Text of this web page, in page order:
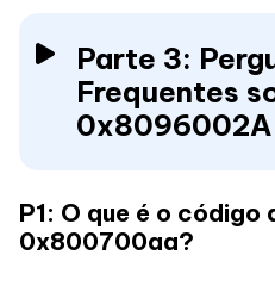
Parte 3:
Frequentes
0x8096002A
P1: O que é o código
0x800700aa?